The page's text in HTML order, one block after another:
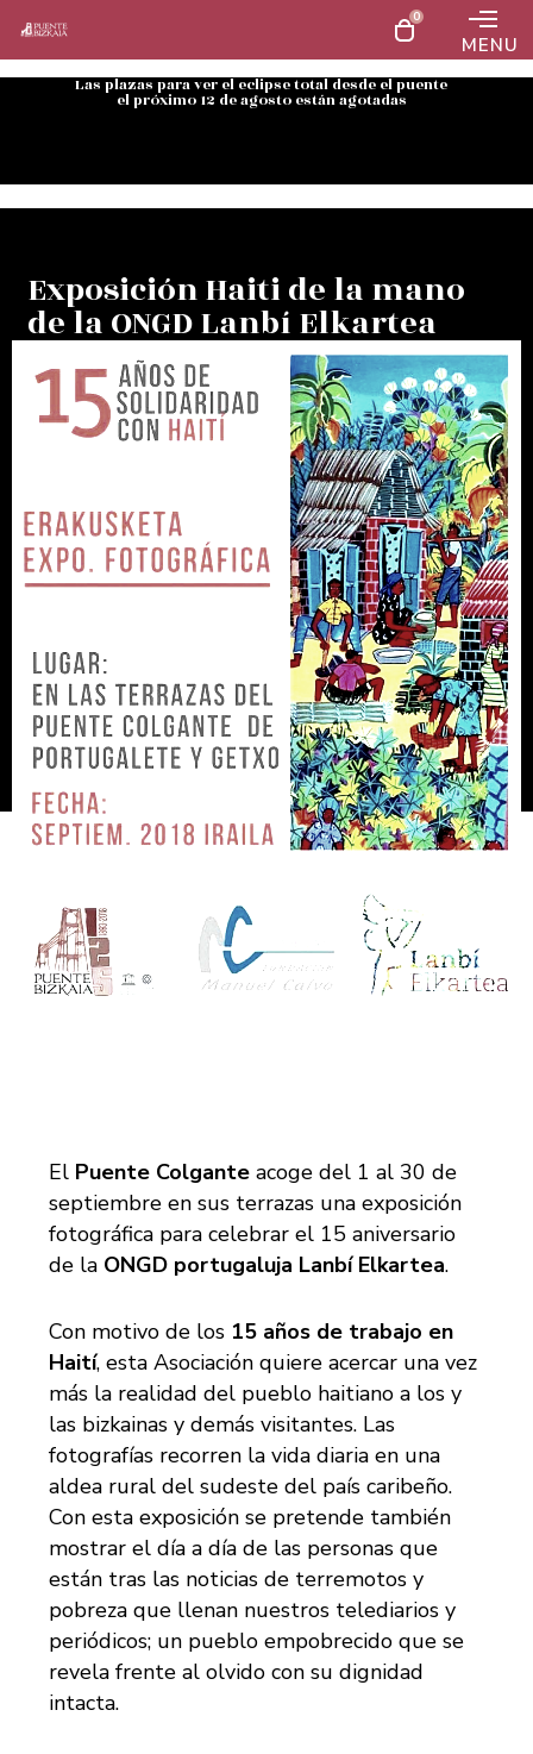
0
MENU
Las plazas para ver el eclipse total desde el puente
el próximo 12 de agosto están agotadas
Exposición Haiti de la mano
de la ONGD Lanbí Elkartea
El Puente Colgante acoge del 1 al 30 de
septiembre en sus terrazas una exposición
fotográfica para celebrar el 15 aniversario
de la ONGD portugaluja Lanbí Elkartea.
Con motivo de los 15 años de trabajo en
Haití, esta Asociación quiere acercar una vez
más la realidad del pueblo haitiano a los y
las bizkainas y demás visitantes. Las
fotografías recorren la vida diaria en una
aldea rural del sudeste del país caribeño.
Con esta exposición se pretende también
mostrar el día a día de las personas que
están tras las noticias de terremotos y
pobreza que llenan nuestros telediarios y
periódicos; un pueblo empobrecido que se
revela frente al olvido con su dignidad
intacta.